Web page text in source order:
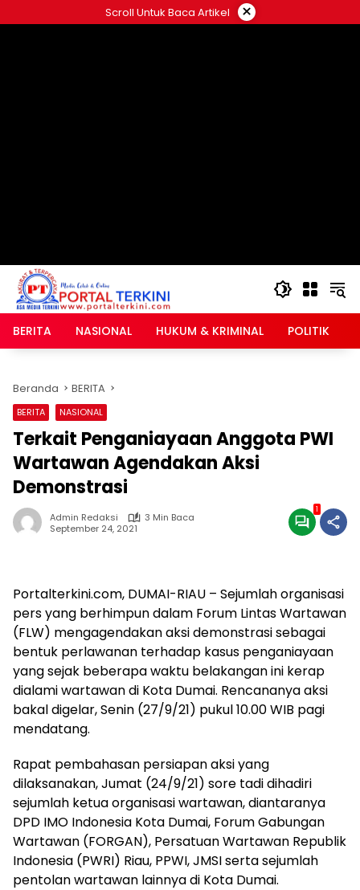
ke
Scroll Untuk Baca Artikel ×
BERITA NASIONAL HUKUM & KRIMINAL POLITIK
Beranda BERITA
BERITA NASIONAL
Terkait Penganiayaan Anggota PWI
Wartawan Agendakan Aksi
Demonstrasi
Admin Redaksi
3 Min Baca
September 24, 2021
1
Portalterkini.com, DUMAI-RIAU – Sejumlah organisasi
pers yang berhimpun dalam Forum Lintas Wartawan
(FLW) mengagendakan aksi demonstrasi sebagai
bentuk perlawanan terhadap kasus penganiayaan
yang sejak beberapa waktu belakangan ini kerap
dialami wartawan di Kota Dumai. Rencananya aksi
bakal digelar, Senin (27/9/21) pukul 10.00 WIB pagi
mendatang.
Rapat pembahasan persiapan aksi yang
dilaksanakan, Jumat (24/9/21) sore tadi dihadiri
sejumlah ketua organisasi wartawan, diantaranya
DPD IMO Indonesia Kota Dumai, Forum Gabungan
Wartawan (FORGAN), Persatuan Wartawan Republik
Indonesia (PWRI) Riau, PPWI, JMSI serta sejumlah
pentolan wartawan lainnya di Kota Dumai.